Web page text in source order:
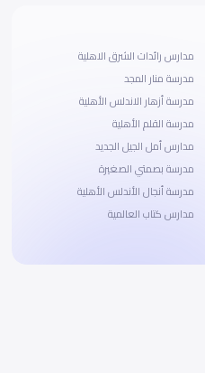
مدارس رائدات الشرق الاهلية
مدرسة منار المجد
مدرسة أزهار الاندلس الأهلية
مدرسة القلم الأهلية
مدارس أمل الجيل الجديد
مدرسة بصمتي الصغيرة
مدرسة أنجال الأندلس الأهلية
مدارس كتاب العالمية